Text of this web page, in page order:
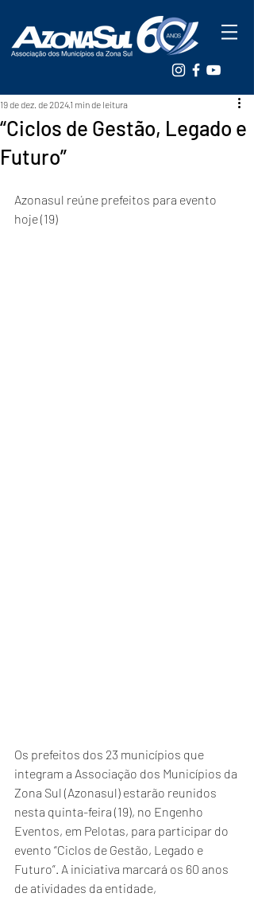
“Ciclos de Gestão, Legado e
Futuro”
19 de dez. de 20241 min de leitura
Azonasul reúne prefeitos para evento
hoje (19)
Os prefeitos dos 23 municípios que
integram a Associação dos Municípios da
Zona Sul (Azonasul) estarão reunidos
nesta quinta-feira (19), no Engenho
Eventos, em Pelotas, para participar do
evento “Ciclos de Gestão, Legado e
Futuro”. A iniciativa marcará os 60 anos
de atividades da entidade,